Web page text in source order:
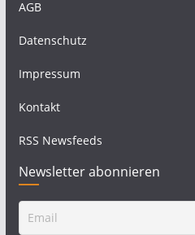
AGB
Datenschutz
Impressum
Kontakt
RSS Newsfeeds
Newsletter abonnieren